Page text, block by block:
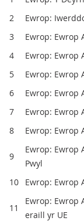
2
Ewrop:
3
Ewrop: Ewrop
4
Ewrop: Ewrop
5
Ewrop: Ewrop
6
Ewrop: Ewrop
7
Ewrop: Ewrop
8
Ewrop: Ewrop
9
Ewrop: Ewrop
Pwyl
10
Ewrop: Ewrop
11
Ewrop: Ewrop
eraill yr UE